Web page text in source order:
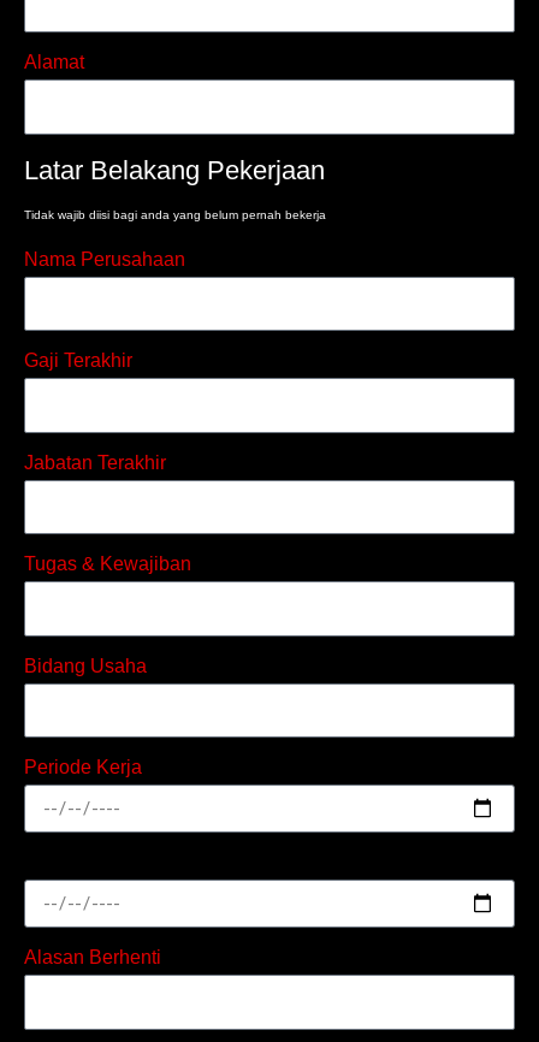
Alamat
Latar Belakang Pekerjaan
Tidak wajib diisi bagi anda yang belum pernah bekerja
Nama Perusahaan
Gaji Terakhir
Jabatan Terakhir
Tugas & Kewajiban
Bidang Usaha
Periode Kerja
Alasan Berhenti